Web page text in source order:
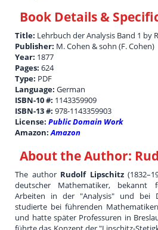
Book Details &
Title: Lehrbuch der Analysis Band 1 by
Publisher: M. Cohen & sohn (F. Cohen)
Year: 1877
Pages:624
Type: PDF
Language:German
ISBN-10 #: 1143359909
ISBN-13 #:978-1143359903
License:Public Domain Work
Amazon:Amazon
About the Author:
The author Rudolf Lipschitz
deutscher Mathematiker, bekannt
Arbeiten in der "Analysis" und bei
studierte bei führenden
und hatte später Professuren in